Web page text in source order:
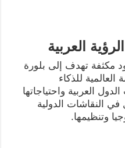
العربية
مكثفة تهدف إلى بلورة
للذكاء
العربية واحتياجاتها
في النقاشات الدولية
وتنظيمها.